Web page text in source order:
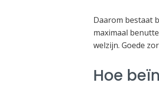
Daarom bestaat
maximaal
welzijn. Goede
Hoe